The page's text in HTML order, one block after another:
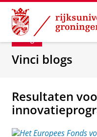
Skip
Content
Skip
Navigation
Blog
Vinci blogs
Resultaten